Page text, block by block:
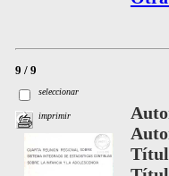
9 / 9
seleccionar
imprimir